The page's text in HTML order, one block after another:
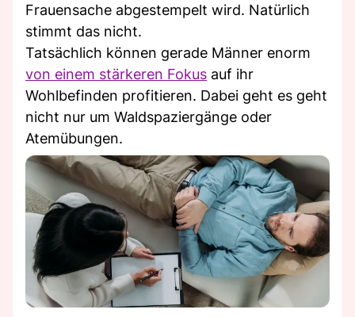
Frauensache abgestempelt wird. Natürlich
stimmt das nicht.
Tatsächlich können gerade Männer enorm
von einem stärkeren Fokus auf ihr
Wohlbefinden profitieren. Dabei geht es geht
nicht nur um Waldspaziergänge oder
Atemübungen.